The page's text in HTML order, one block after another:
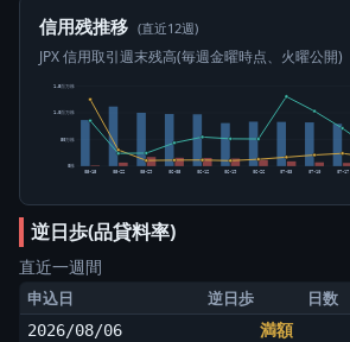
信用残推移 (直近12週)
JPX 信用取引週末残高(毎週金曜時点、火曜公開)
0株
50万株
1.0百万株
1.5百万株
05-15 05-22 05-29 06-05 06-12 06-19 06-26 07-03 07-10 07-17
逆日歩(品貸料率)
直近一週間
申込日 逆日歩 日数
2026/08/06 満額